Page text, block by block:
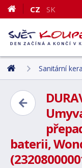
CZ SK
Sanitární
baterii,